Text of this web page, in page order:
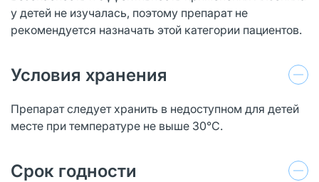
у детей не изучалась, поэтому препарат не
рекомендуется назначать этой категории пациентов.
Условия хранения
Препарат следует хранить в недоступном для детей
месте при температуре не выше 30°С.
Срок годности